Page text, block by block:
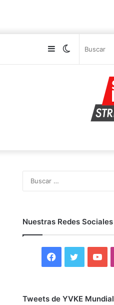
Switch
Sidebar
Nuestras Redes Sociales
F
c
i
Y
u
Tweets de YVKE Mundial